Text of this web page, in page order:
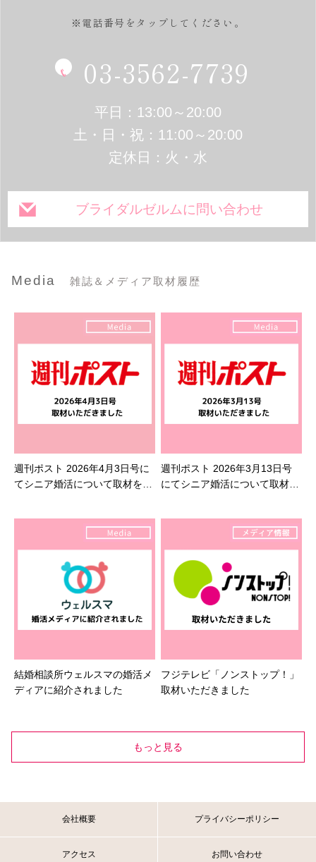
※電話番号をタップしてください。
03-3562-7739
平日：13:00～20:00
土・日・祝：11:00～20:00
定休日：火・水
ブライダルゼルムに問い合わせ
Media 雑誌＆メディア取材履歴
週刊ポスト 2026年4月3日号に
てシニア婚活について取材を受
週刊ポスト 2026年3月13日号
にてシニア婚活について取材を
結婚相談所ウェルスマの婚活メ
ディアに紹介されました
フジテレビ「ノンストップ！」
取材いただきました
もっと見る
会社概要 プライバシーポリシー
アクセス お問い合わせ